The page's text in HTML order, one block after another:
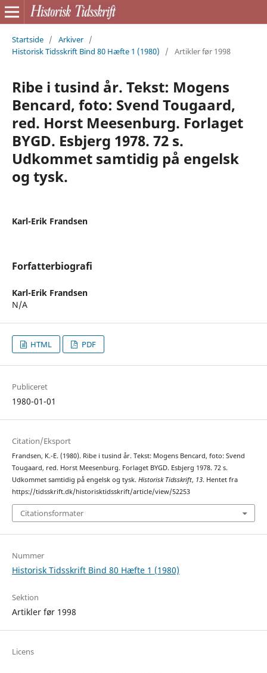
Startside / Arkiver /
Historisk Tidsskrift Bind 80 Hæfte 1 (1980)
/ Artikler før 1998
Ribe i tusind år. Tekst: Mogens
Bencard, foto: Svend Tougaard,
red. Horst Meesenburg. Forlaget
BYGD. Esbjerg 1978. 72 s.
Udkommet samtidig på engelsk
og tysk.
Karl-Erik Frandsen
Forfatterbiografi
Karl-Erik Frandsen
N/A
HTML PDF
Publiceret
1980-01-01
Citation/Eksport
Frandsen, K.-E. (1980). Ribe i tusind år. Tekst: Mogens Bencard, foto: Svend
Tougaard, red. Horst Meesenburg. Forlaget BYGD. Esbjerg 1978. 72 s.
Udkommet samtidig på engelsk og tysk. Historisk Tidsskrift, 13. Hentet fra
https://tidsskrift.dk/historisktidsskrift/article/view/52253
Citationsformater
Nummer
Historisk Tidsskrift Bind 80 Hæfte 1 (1980)
Sektion
Artikler før 1998
Licens